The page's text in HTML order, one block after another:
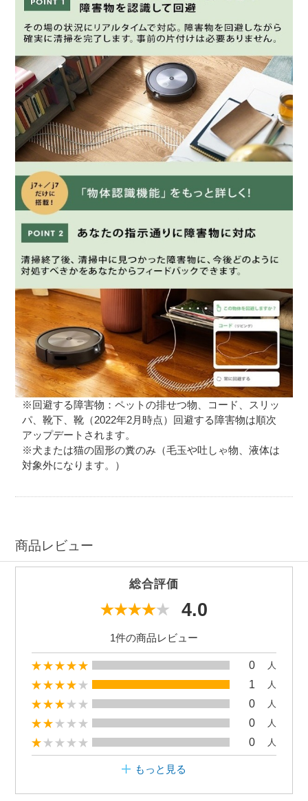
※回避する障害物：ペットの排せつ物、コード、スリッ
パ、靴下、靴（2022年2月時点）回避する障害物は順次
アップデートされます。
※犬または猫の固形の糞のみ（毛玉や吐しゃ物、液体は
対象外になります。）
商品レビュー
総合評価
4.0
1件の商品レビュー
0 人
1 人
0 人
0 人
0 人
もっと見る